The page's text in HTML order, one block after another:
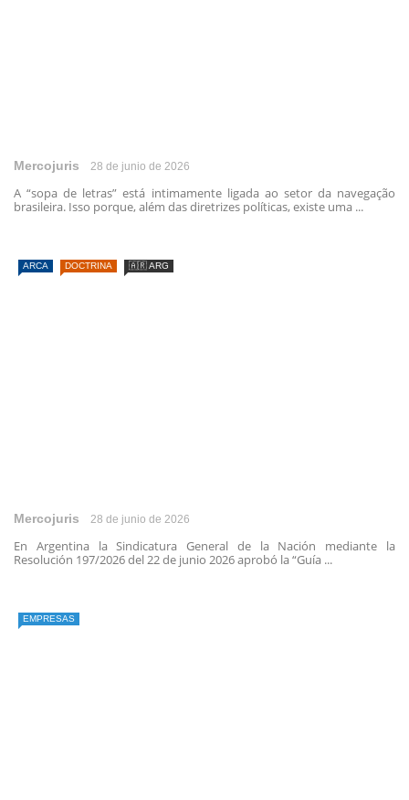
Mercojuris 28 de junio de 2026
A “sopa de letras” está intimamente ligada ao setor da navegação
brasileira. Isso porque, além das diretrizes políticas, existe uma ...
ARCA DOCTRINA 🇦🇷 ARG
Mercojuris 28 de junio de 2026
En Argentina la Sindicatura General de la Nación mediante la
Resolución 197/2026 del 22 de junio 2026 aprobó la “Guía ...
EMPRESAS